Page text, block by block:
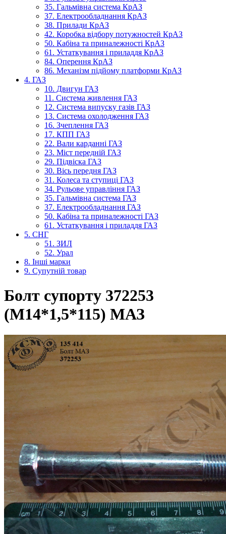
35. Гальмівна система КрАЗ
37. Електрообладнання КрАЗ
38. Прилади КрАЗ
42. Коробка відбору потужностей КрАЗ
50. Кабіна та приналежності КрАЗ
61. Устаткування і приладдя КрАЗ
84. Оперення КрАЗ
86. Механізм підйому платформи КрАЗ
4. ГАЗ
10. Двигун ГАЗ
11. Система живлення ГАЗ
12. Система випуску газів ГАЗ
13. Система охолодження ГАЗ
16. Зчеплення ГАЗ
17. КПП ГАЗ
22. Вали карданні ГАЗ
23. Міст передній ГАЗ
29. Підвіска ГАЗ
30. Вісь передня ГАЗ
31. Колеса та ступиці ГАЗ
34. Рульове управління ГАЗ
35. Гальмівна система ГАЗ
37. Електрообладнання ГАЗ
50. Кабіна та приналежності ГАЗ
61. Устаткування і приладдя ГАЗ
5. СНГ
51. ЗИЛ
52. Урал
8. Інші марки
9. Супутній товар
Болт супорту 372253
(М14*1,5*115) МАЗ